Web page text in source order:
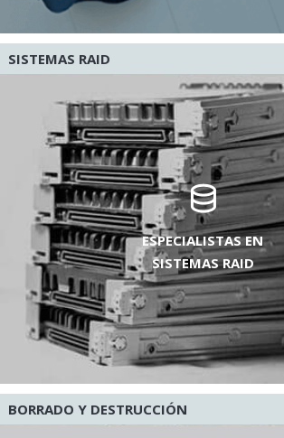
SISTEMAS RAID
ESPECIALISTAS EN
SISTEMAS RAID
BORRADO Y DESTRUCCIÓN